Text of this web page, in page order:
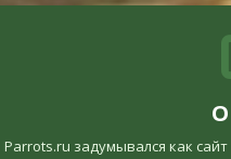
Parrots.ru задумывался как